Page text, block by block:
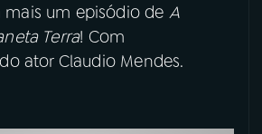
MEC
Facebook
mais um episódio de A
Terra! Com
ator Claudio Mendes.